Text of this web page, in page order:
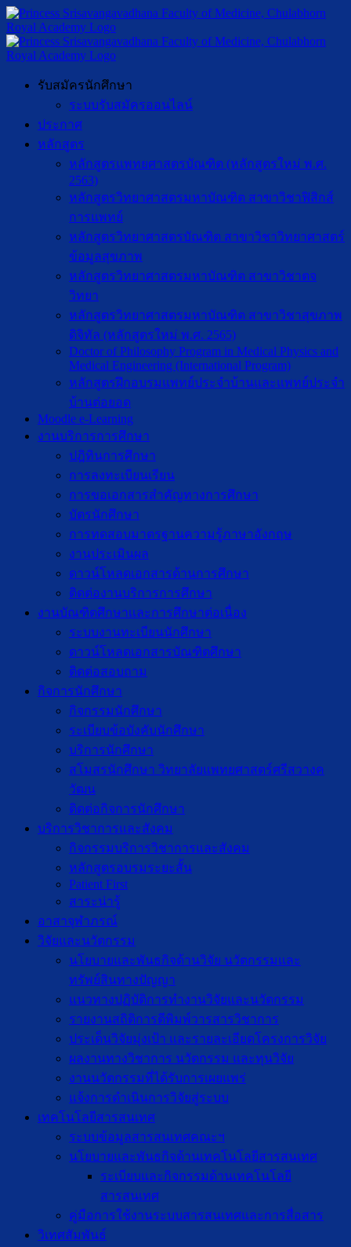
รับสมัครนักศึกษา
ระบบรับสมัครออนไลน์
ประกาศ
หลักสูตร
หลักสูตรแพทยศาสตรบัณฑิต (หลักสูตรใหม่ พ.ศ.
2563)
หลักสูตรวิทยาศาสตรมหาบัณฑิต สาขาวิชาฟิสิกส์
การแพทย์
หลักสูตรวิทยาศาสตรบัณฑิต สาขาวิชาวิทยาศาสตร์
ข้อมูลสุขภาพ
หลักสูตรวิทยาศาสตรมหาบัณฑิต สาขาวิชาตจ
วิทยา
หลักสูตรวิทยาศาสตรมหาบัณฑิต สาขาวิชาสุขภาพ
ดิจิทัล (หลักสูตรใหม่ พ.ศ. 2565)
Doctor of Philosophy Program in Medical Physics and
Medical Engineering (International Program)
หลักสูตรฝึกอบรมแพทย์ประจำบ้านและแพทย์ประจำ
บ้านต่อยอด
Moodle e-Learning
งานบริการการศึกษา
ปฎิทินการศึกษา
การลงทะเบียนเรียน
การขอเอกสารสำคัญทางการศึกษา
บัตรนักศึกษา
การทดสอบมาตรฐานความรู้ภาษาอังกฤษ
งานประเมินผล
ดาวน์โหลดเอกสารด้านการศึกษา
ติดต่องานบริการการศึกษา
งานบัณฑิตศึกษาเเละการศึกษาต่อเนื่อง
ระบบงานทะเบียนนักศึกษา
ดาวน์โหลดเอกสารบัณฑิตศึกษา
ติดต่อสอบถาม
กิจการนักศึกษา
กิจกรรมนักศึกษา
ระเบียบข้อบังคับนักศึกษา
บริการนักศึกษา
สโมสรนักศึกษา วิทยาลัยแพทยศาสตร์ศรีสวางค
วัฒน
ติดต่อกิจการนักศึกษา
บริการวิชาการและสังคม
กิจกรรมบริการวิชาการและสังคม
หลักสูตรอบรมระยะสั้น
Patient First
สาระน่ารู้
อาสาจุฬาภรณ์
วิจัยและนวัตกรรม
นโยบายและพันธกิจด้านวิจัย นวัตกรรมและ
ทรัพย์สินทางปัญญา
แนวทางปฏิบัติการทำงานวิจัยและนวัตกรรม
รายงานสถิติการตีพิมพ์วารสารวิชาการ
ประเด็นวิจัยมุ่งเป้า และรายละเอียดโครงการวิจัย
ผลงานทางวิชาการ นวัตกรรม และทุนวิจัย
งานนวัตกรรมที่ได้รับการเผยแพร่
แจ้งการดำเนินการวิจัยสู่ระบบ
เทคโนโลยีสารสนเทศ
ระบบข้อมูลสารสนเทศคณะฯ
นโยบายและพันธกิจด้านเทคโนโลยีสารสนเทศ
ระเบียบและกิจกรรมด้านเทคโนโลยี
สารสนเทศ
คู่มือการใช้งานระบบสารสนเทศและการสื่อสาร
วิเทศสัมพันธ์